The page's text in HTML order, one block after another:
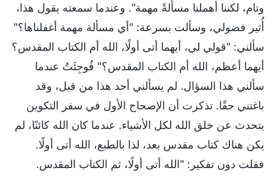
وتام، لكننا أهملنا مسألةً مهمة". وعندما سمعته يقول هذا،
أُثير فضولي، وسألت بسرعة: "أي مسألة مهمة أغفلناها؟"
سألني: "قولي لي، أيهما أتى أولًا، الله أم الكتاب المقدس؟
أيهما أعظم، الله أم الكتاب المقدس؟" فُوجِئَتُ عندما
سألني هذا السؤال. لم يسألني أحد هذا من قبل، وقد
باغتني حقًا. تذكرت أن الإصحاح الأول في سفر التكوين
يتحدث عن خلق الله لكل الأشياء. عندما كان الله كائنًا، لم
يكن هناك كتاب مقدس بعد، لذا بالطبع، الله أتى أولًا.
فقلت دون تفكير: "الله أتى أولًا، ثم الكتاب المقدس.